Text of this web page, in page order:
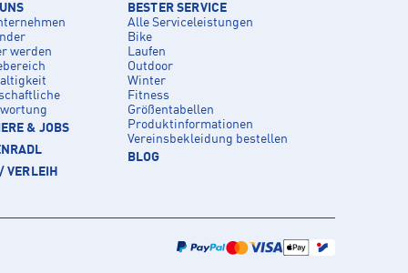
werden
& JOBS
VERLEIH
BESTER SERVICE
Alle Serviceleistungen
Bike
Laufen
Outdoor
Winter
Fitness
Größentabellen
Produktinformationen
Vereinsbekleidung bestellen
BLOG